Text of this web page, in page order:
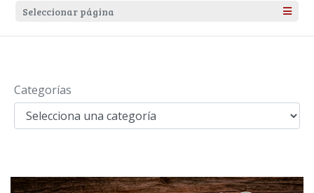
Seleccionar página
EMPRESAS Y RESTAURANTES
CONTÁCTANOS
Categorías